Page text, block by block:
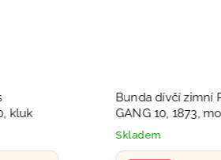
Bunda dívčí zimní Puffa
GANG 10, 1873, modrá
Skladem